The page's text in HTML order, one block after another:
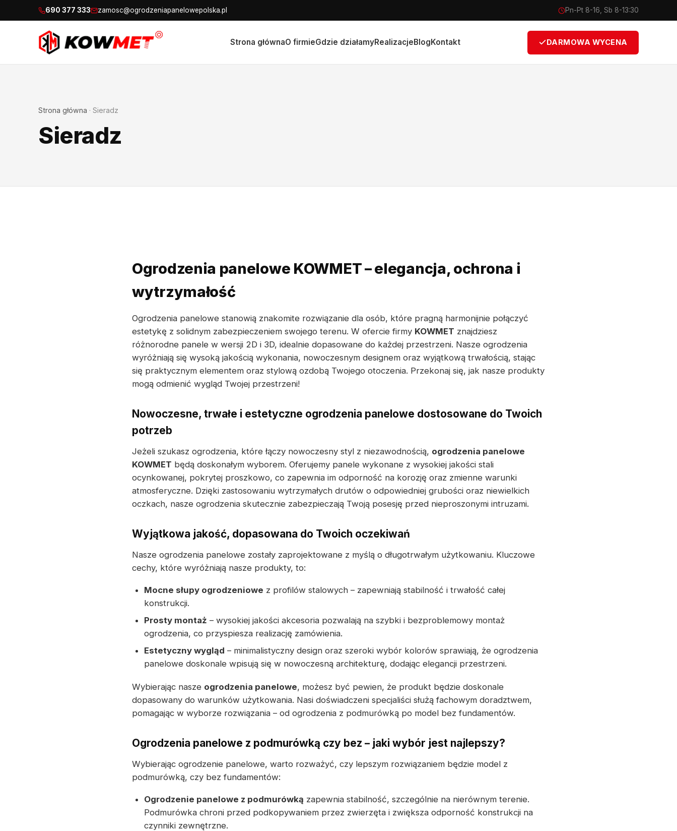
690 377 333 zamosc@ogrodzeniapanelowepolska.pl Pn-Pt 8-16, Sb 8-13:30
Strona głównaO firmieGdzie działamyRealizacjeBlogKontakt DARMOWA WYCENA
Strona główna · Sieradz
Sieradz
Ogrodzenia panelowe KOWMET – elegancja, ochrona i
wytrzymałość
Ogrodzenia panelowe stanowią znakomite rozwiązanie dla osób, które pragną harmonijnie połączyć
estetykę z solidnym zabezpieczeniem swojego terenu. W ofercie firmy KOWMET znajdziesz
różnorodne panele w wersji 2D i 3D, idealnie dopasowane do każdej przestrzeni. Nasze ogrodzenia
wyróżniają się wysoką jakością wykonania, nowoczesnym designem oraz wyjątkową trwałością, stając
się praktycznym elementem oraz stylową ozdobą Twojego otoczenia. Przekonaj się, jak nasze produkty
mogą odmienić wygląd Twojej przestrzeni!
Nowoczesne, trwałe i estetyczne ogrodzenia panelowe dostosowane do Twoich
potrzeb
Jeżeli szukasz ogrodzenia, które łączy nowoczesny styl z niezawodnością, ogrodzenia panelowe
KOWMET będą doskonałym wyborem. Oferujemy panele wykonane z wysokiej jakości stali
ocynkowanej, pokrytej proszkowo, co zapewnia im odporność na korozję oraz zmienne warunki
atmosferyczne. Dzięki zastosowaniu wytrzymałych drutów o odpowiedniej grubości oraz niewielkich
oczkach, nasze ogrodzenia skutecznie zabezpieczają Twoją posesję przed nieproszonymi intruzami.
Wyjątkowa jakość, dopasowana do Twoich oczekiwań
Nasze ogrodzenia panelowe zostały zaprojektowane z myślą o długotrwałym użytkowaniu. Kluczowe
cechy, które wyróżniają nasze produkty, to:
Mocne słupy ogrodzeniowe z profilów stalowych – zapewniają stabilność i trwałość całej
konstrukcji.
Prosty montaż – wysokiej jakości akcesoria pozwalają na szybki i bezproblemowy montaż
ogrodzenia, co przyspiesza realizację zamówienia.
Estetyczny wygląd – minimalistyczny design oraz szeroki wybór kolorów sprawiają, że ogrodzenia
panelowe doskonale wpisują się w nowoczesną architekturę, dodając elegancji przestrzeni.
Wybierając nasze ogrodzenia panelowe, możesz być pewien, że produkt będzie doskonale
dopasowany do warunków użytkowania. Nasi doświadczeni specjaliści służą fachowym doradztwem,
pomagając w wyborze rozwiązania – od ogrodzenia z podmurówką po model bez fundamentów.
Ogrodzenia panelowe z podmurówką czy bez – jaki wybór jest najlepszy?
Wybierając ogrodzenie panelowe, warto rozważyć, czy lepszym rozwiązaniem będzie model z
podmurówką, czy bez fundamentów:
Ogrodzenie panelowe z podmurówką zapewnia stabilność, szczególnie na nierównym terenie.
Podmurówka chroni przed podkopywaniem przez zwierzęta i zwiększa odporność konstrukcji na
czynniki zewnętrzne.